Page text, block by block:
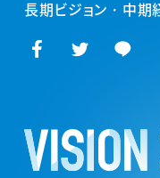
長期ビジョン・中期
facebookでシェア
twitterでシ